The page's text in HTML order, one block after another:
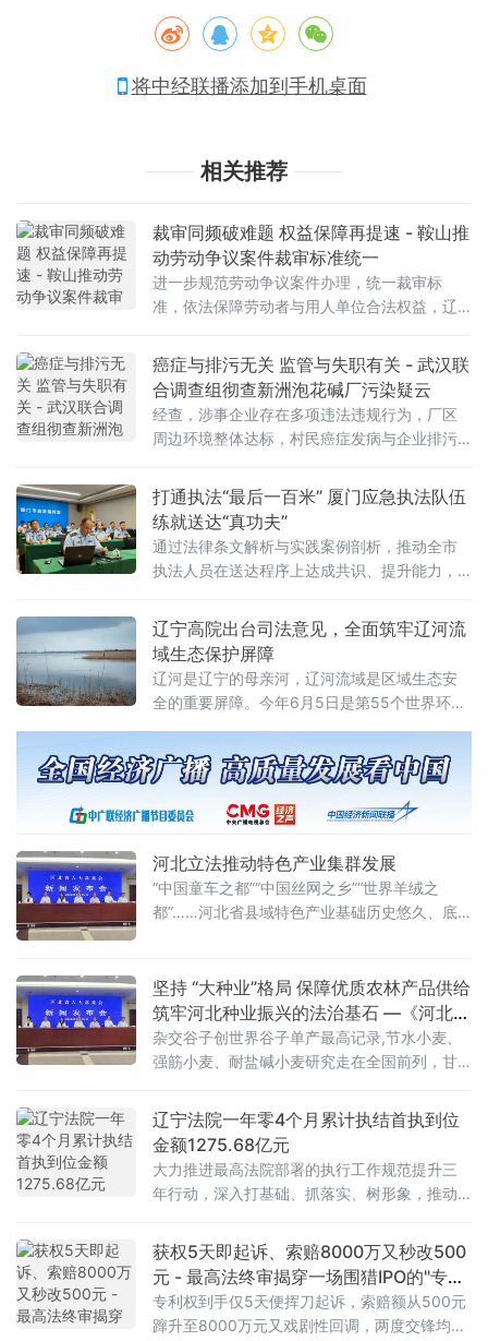
将中经联播添加到手机桌面
相关推荐
裁审同频破难题 权益保障再提速 - 鞍山推
动劳动争议案件裁审标准统一
进一步规范劳动争议案件办理，统一裁审标
准，依法保障劳动者与用人单位合法权益，辽
中级人民法院召开专题座谈会，聚焦劳动争
议、工伤保险差额待遇等重点难点问题开展交
流研讨。市人社局、市社保中心、市劳动人事
争议仲裁院及市中级人民法院相关业务骨干参
加座谈。座谈现场，与会人员围绕劳动争议、
研讨。
癌症与排污无关 监管与失职有关 - 武汉联
合调查组彻查新洲泡花碱厂污染疑云
经查，涉事企业存在多项违法违规行为，厂区
周边环境整体达标，村民癌症发病与企业排污
关责任人员和单位被依规追责。5月18日有媒体
报道相关问题后，武汉市于次日组建联合调查
组，湖北省相关部门派员现场指导。本次调查
集结220余名环境监测人员、35人流
打通执法“最后一百米” 厦门应急执法队伍
练就送达“真功夫”
通过法律条文解析与实践案例剖析，推动全市
执法人员在送达程序上达成共识、提升能力，
法队伍干部约80人
辽宁高院出台司法意见，全面筑牢辽河流
域生态保护屏障
辽河是辽宁的母亲河，辽河流域是区域生态安
全的重要屏障。今年6月5日是第55个世界环境
加强辽河流域生态环境司法保护的意见》（以
下简称《意见》），指导全省法院贯彻落实生
态环境法典关于辽河等重点流域生态环境保护
的规定，立足司法审判职能、补齐司法保护短
态安全司法屏障。
河北立法推动特色产业集群发展
“中国童车之都”“中国丝网之乡”“世界羊绒之
都”……河北省县域特色产业基础历史悠久、底
这些产业集群降本增效、提档升级，进一步高
质量发展？立法或许可以给出答案。2026年5
月28日，河北省第十四届人大常委会第二十一
次会议表决通过了《河北省人民代表大会常务
坚持 “大种业”格局 保障优质农林产品供给
筑牢河北种业振兴的法治基石 —《河北省
种业条例》看点解读
杂交谷子创世界谷子单产最高记录,节水小麦、
强筋小麦、耐盐碱小麦研究走在全国前列，甘
年母牛自主培育领跑全国 ·····5月19日，在第三
届马兰小麦种业暨“四新”智慧农场推进大会上，
河北省种业硕果累累、捷报频传。种子是现代
农业的芯片。为进一步推动种业高质量发展，
2026年5月28日，河北省第十四届人大常委会
辽宁法院一年零4个月累计执结首执到位
金额1275.68亿元
大力推进最高法院部署的执行工作规范提升三
年行动，深入打基础、抓落实、树形象，推动
诉权益。202
获权5天即起诉、索赔8000万又秒改500
元 - 最高法终审揭穿一场围猎IPO的"专利
碰瓷"
专利权到手仅5天便挥刀起诉，索赔额从500元
蹿升至8000万元又戏剧性回调，两度交锋均被